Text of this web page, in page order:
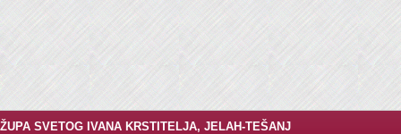
ŽUPA SVETOG IVANA KRSTITELJA, JELAH-TEŠANJ